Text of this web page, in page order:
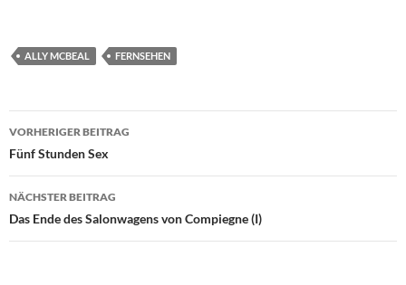
ALLY MCBEAL FERNSEHEN
Beitragsnavigation
VORHERIGER BEITRAG
Fünf Stunden Sex
NÄCHSTER BEITRAG
Das Ende des Salonwagens von Compiegne (I)